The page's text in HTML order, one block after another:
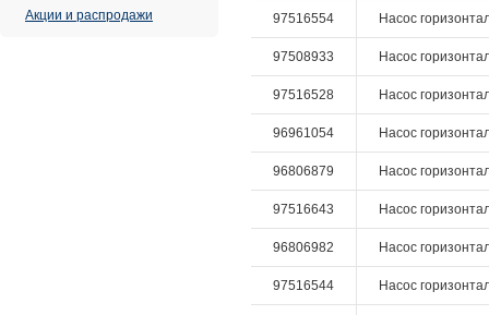
Акции и распродажи 97516554 Насос
97508933 Насос
97516528 Насос
96961054 Насос
96806879 Насос
97516643 Насос
96806982 Насос
97516544 Насос